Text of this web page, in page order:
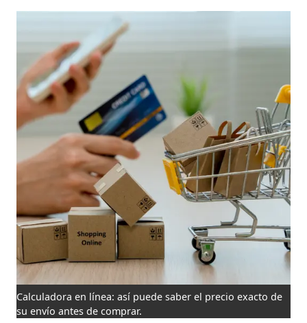
Calculadora en línea: así puede saber el precio exacto de
su envío antes de comprar.